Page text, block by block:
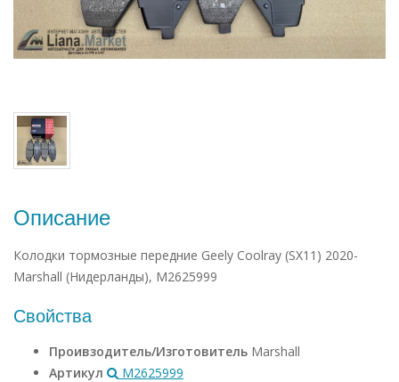
Описание
Колодки тормозные передние Geely Coolray (SX11) 2020-
Marshall (Нидерланды), M2625999
Свойства
Проивзодитель/Изготовитель Marshall
Артикул
M2625999